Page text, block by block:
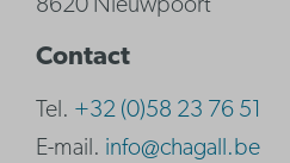
8620 Nieuwpoort
Contact
Tel. +32 (0)58 23 76 51
E-mail. info@chagall.be